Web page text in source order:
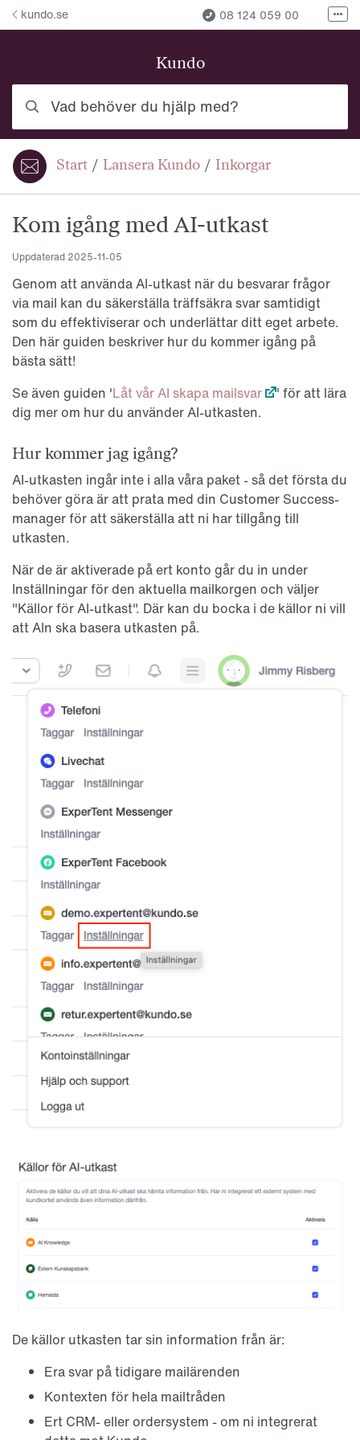
Hoppa till innehåll
Kundo
kundo.se
08 124 059 00
Fler
Du är här:Start / Lansera Kundo / Inkorgar
Kom igång med AI-utkast
Uppdaterad 2025-11-05
Genom att använda AI-utkast när du besvarar frågor
via mail kan du säkerställa träffsäkra svar samtidigt
som du effektiviserar och underlättar ditt eget arbete.
Den här guiden beskriver hur du kommer igång på
bästa sätt!
Se även guiden 'Låt vår AI skapa mailsvar
' för att lära
dig mer om hur du använder AI-utkasten.
Hur kommer jag igång?
AI-utkasten ingår inte i alla våra paket - så det första du
behöver göra är att prata med din Customer Success-
manager för att säkerställa att ni har tillgång till
utkasten.
När de är aktiverade på ert konto går du in under
Inställningar för den aktuella mailkorgen och väljer
"Källor för AI-utkast". Där kan du bocka i de källor ni vill
att AIn ska basera utkasten på.
De källor utkasten tar sin information från är:
Era svar på tidigare mailärenden
Kontexten för hela mailtråden
Ert CRM- eller ordersystem - om ni integrerat